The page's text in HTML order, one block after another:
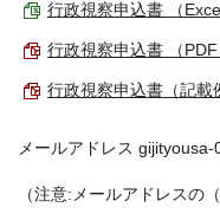
行政視察申込書 （
行政視察申込書 （PDF
行政視察申込書（記載
メールアドレス
（注意:メールアドレスの